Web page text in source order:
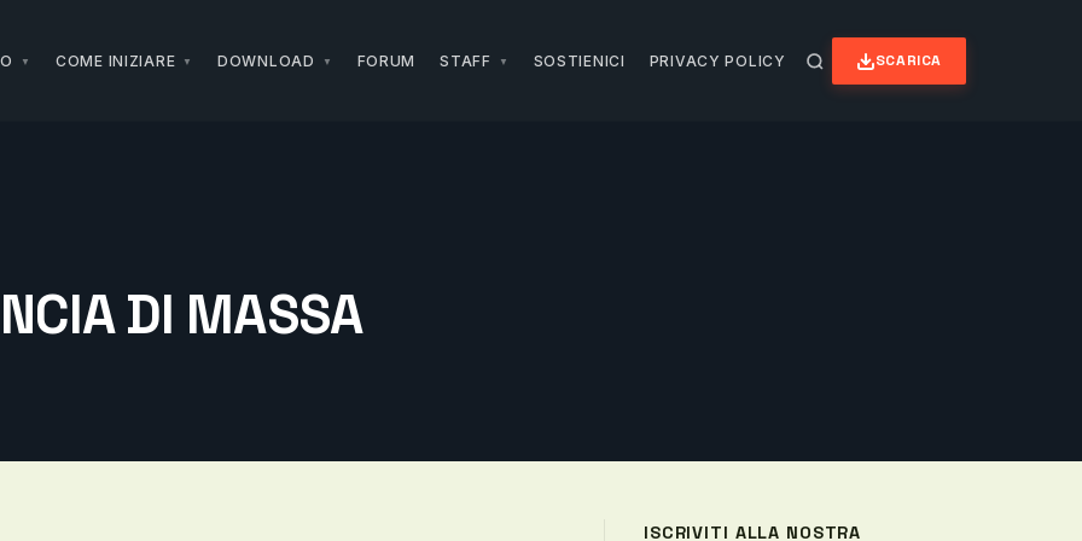
COME INIZIARE DOWNLOAD FORUM STAFF SOSTIENICI PRIVACY POLICY SCARICA
DI MASSA
ISCRIVITI ALLA NOSTRA